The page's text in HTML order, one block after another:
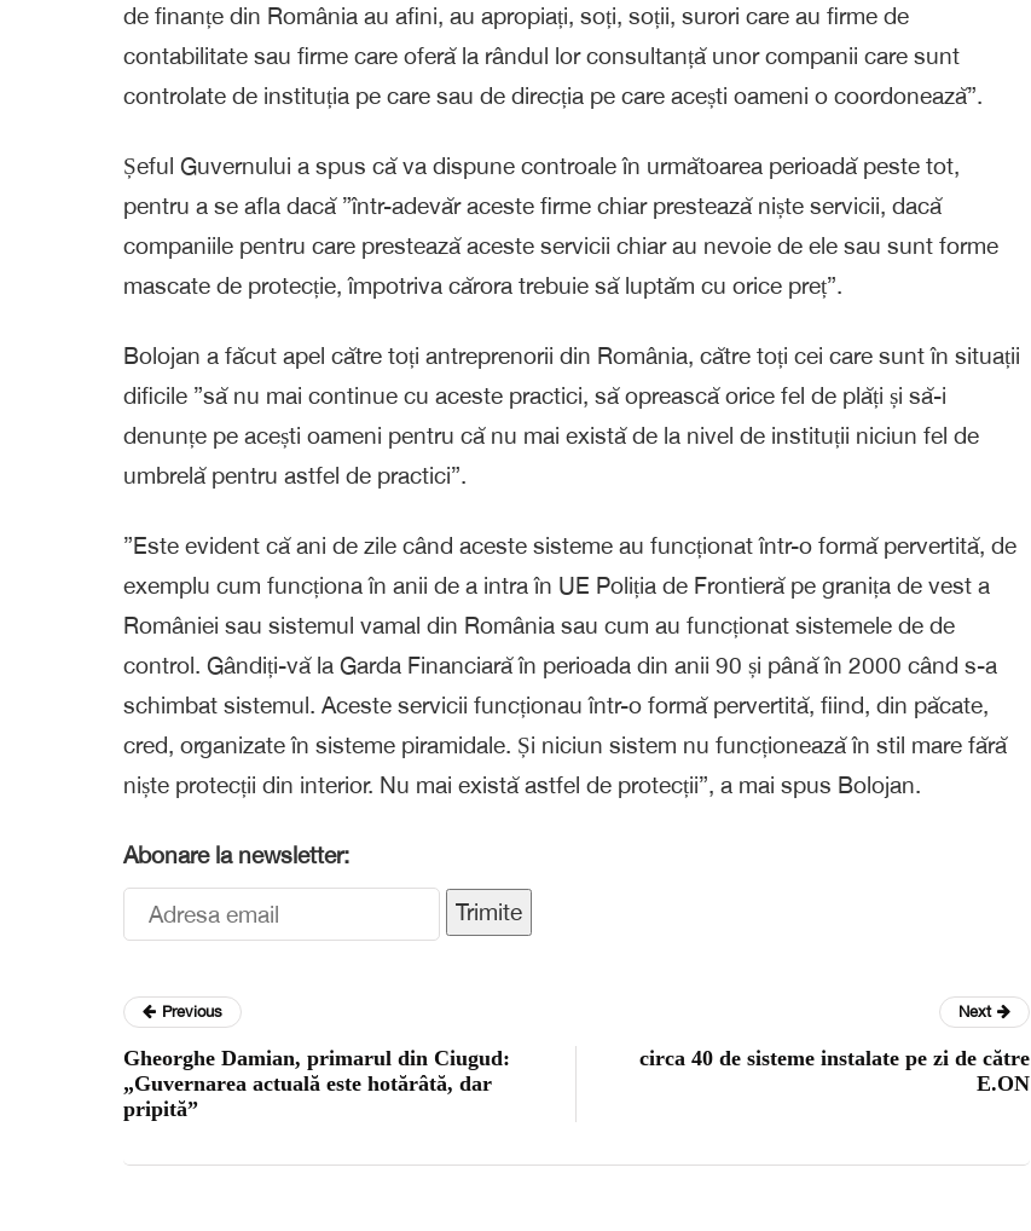
de finanțe din România au afini, au apropiați, soți, soții, surori care au firme de
contabilitate sau firme care oferă la rândul lor consultanță unor companii care sunt
controlate de instituția pe care sau de direcția pe care acești oameni o coordonează”.
Șeful Guvernului a spus că va dispune controale în următoarea perioadă peste tot,
pentru a se afla dacă ”într-adevăr aceste firme chiar prestează niște servicii, dacă
companiile pentru care prestează aceste servicii chiar au nevoie de ele sau sunt forme
mascate de protecție, împotriva cărora trebuie să luptăm cu orice preț”.
Bolojan a făcut apel către toți antreprenorii din România, către toți cei care sunt în situații
dificile ”să nu mai continue cu aceste practici, să oprească orice fel de plăți și să-i
denunțe pe acești oameni pentru că nu mai există de la nivel de instituții niciun fel de
umbrelă pentru astfel de practici”.
”Este evident că ani de zile când aceste sisteme au funcționat într-o formă pervertită, de
exemplu cum funcționa în anii de a intra în UE Poliția de Frontieră pe granița de vest a
României sau sistemul vamal din România sau cum au funcționat sistemele de de
control. Gândiți-vă la Garda Financiară în perioada din anii 90 și până în 2000 când s-a
schimbat sistemul. Aceste servicii funcționau într-o formă pervertită, fiind, din păcate,
cred, organizate în sisteme piramidale. Și niciun sistem nu funcționează în stil mare fără
niște protecții din interior. Nu mai există astfel de protecții”, a mai spus Bolojan.
Abonare la newsletter:
Trimite
Previous
Gheorghe Damian, primarul din Ciugud:
„Guvernarea actuală este hotărâtă, dar
pripită”
Next
circa 40 de sisteme instalate pe zi de către
E.ON